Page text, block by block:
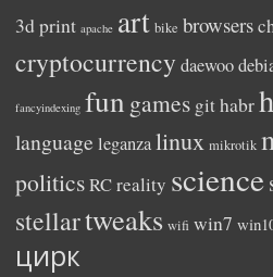
3d print apache art bike browsers
cryptocurrency daewoo
fancyindexing fun games githabr
language leganzalinux mikrotik
politicsRCreality science
stellartweaks wifi win7
цирк